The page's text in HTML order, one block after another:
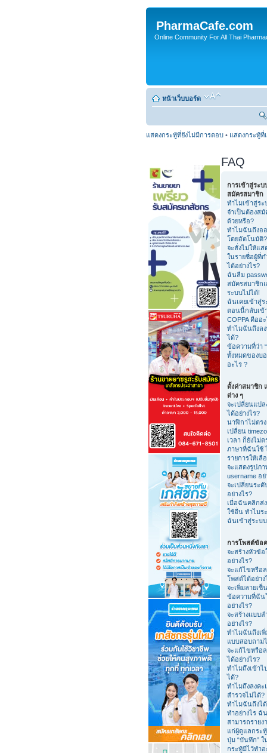
PharmaCafe.com
Online Community For All Thai
หน้าเว็บบอร์ด
แสดงกระทู้ที่ยังไม่มีการตอบ • แสดงกระทู้ที่
FAQ
การเข้าสู่ระบ
สมัครสมาชิก
ทำไมเข้าสู่ระ
จำเป็นต้องส
ด้วยหรือ?
ทำไมฉันถึงอ
โดยอัตโนมัติ?
จะสั่งไม่ให้แ
ในรายชื่อผู้ที่ก
ได้อย่างไร?
ฉันลืม
สมัครสมาชิก
ระบบไม่ได้!
ฉันเคยเข้าสู่
ตอนนี้กลับเข้
COPPA คืออ
ทำไมฉันถึงล
ได้?
ข้อความที่ว่า
ทั้งหมดของบ
อะไร ?
ตั้งค่าสมาชิก
ต่าง ๆ
จะเปลี่ยนแปล
ได้อย่างไร?
นาฬิกาไม่ตร
เปลี่ยน
เวลา ก็ยังไม่ต
ภาษาที่ฉันใช้
รายการให้เลื
จะแสดงรูปภ
username อย่
จะเปลี่ยนระ
อย่างไร?
เมื่อฉันคลิกส่ง
ใช้อื่น ทำไมร
ฉันเข้าสู่ระบ
การโพสต์ข้อ
จะสร้างหัวข้อ
อย่างไร?
จะแก้ไขหรือ
โพสต์ได้อย่าง
จะเพิ่มลายเซ็
ข้อความที่ฉัน
อย่างไร?
จะสร้างแบบส
อย่างไร?
ทำไมฉันถึงเ
แบบสอบถาม
จะแก้ไขหรือ
ได้อย่างไร?
ทำไมถึงเข้า
ได้?
ทำไมถึงลงค
สำรวจไม่ได้?
ทำไมฉันถึงไ
ทำอย่างไร ฉั
สามารถราย
แก่ผู้ดูแลกระ
ปุ่ม “บันทึก”
กระทู้มีไว้ทำอ